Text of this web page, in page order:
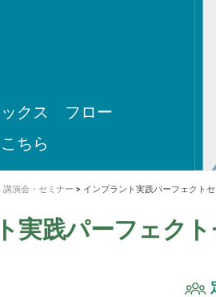
contributes to your
クス フロー
ちら
ノロジーブック」公
リジ）ブロック テクノ
る
ティオン®
ミ for DH
ブ 118 / 318 Prime
ちら
ト新発売
講演会・セミナー インプラント実践パーフェクト
実践パーフェク